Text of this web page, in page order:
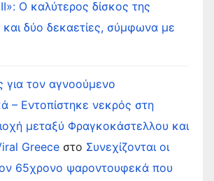
Ο καλύτερος δίσκος της
δύο δεκαετίες, σύμφωνα με
για τον αγνοούμενο
– Εντοπίστηκε νεκρός στη
μεταξύ Φραγκοκάστελλου και
Greece στο Συνεχίζονται οι
65χρονο ψαροντουφεκά που